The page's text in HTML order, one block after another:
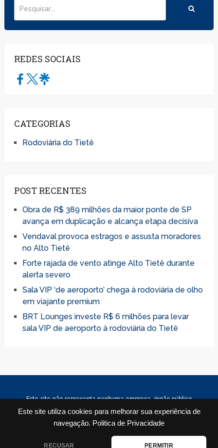
Este site utiliza cookies para melhorar sua experiência de
navegação. Politica de Privacidade
RECUSAR PERMITIR
REDES SOCIAIS
CATEGORIAS
Rodoviária do Tietê
POST RECENTES
Obra de R$ 389 milhões da maior ponte de SP
avança em duplicação e alcança etapa decisiva
Vendaval provoca estragos e assusta moradores
no Alto Tietê
Forte rajada de vento atinge Alto Tietê durante
alerta severo
Sala VIP ‘de aeroporto’ chega à rodoviária de olho
em viajante premium
BRT Lounges investe R$ 6 milhões para levar
sala VIP de aeroporto à rodoviária do Tietê
Este site não representa nenhuma empresa, órgão público
ou privado. As notícias e orientações contidas neste site
têm caráter informativo. Não nos responsabilizamos por
alterações nas condições dos serviços citados. © 2026